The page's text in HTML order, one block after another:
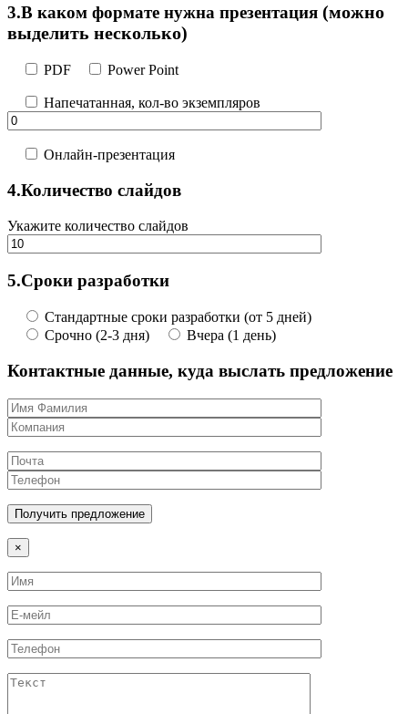
3.В каком формате нужна презентация (можно
выделить несколько)
PDF Power Point
Напечатанная, кол-во экземпляров
Онлайн-презентация
4.Количество слайдов
Укажите количество слайдов
5.Сроки разработки
Стандартные сроки разработки (от 5 дней)
Срочно (2-3 дня)
Вчера (1 день)
Контактные данные, куда выслать предложение
×